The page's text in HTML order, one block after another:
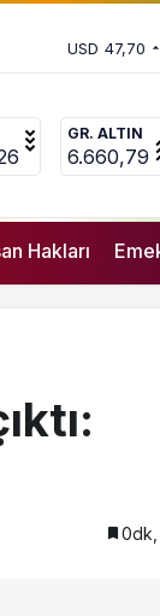
USD 47,70
GR. ALTIN
6.660,79
Hakları
0dk,